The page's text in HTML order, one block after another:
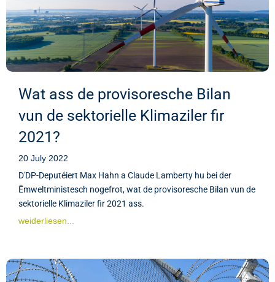
Wat ass de provisoresche Bilan
vun de sektorielle Klimaziler fir
2021?
20 July 2022
D'DP-Deputéiert Max Hahn a Claude Lamberty hu bei der
Ëmweltministesch nogefrot, wat de provisoresche Bilan vun de
sektorielle Klimaziler fir 2021 ass.
weiderliesen...